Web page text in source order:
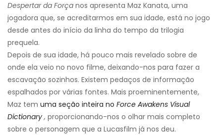
Despertar da Força nos apresenta Maz Kanata, uma
jogadora que, se acreditarmos em sua idade, está no jogo
desde antes do início da linha do tempo da trilogia
prequela.
Depois de sua idade, há pouco mais revelado sobre de
onde ela veio no novo filme, deixando-nos para fazer a
escavação sozinhos. Existem pedaços de informação
espalhados por várias fontes. Mais proeminentemente,
Maz tem uma seção inteira no Force Awakens Visual
Dictionary, proporcionando-nos o olhar mais completo
sobre o personagem que a Lucasfilm já nos deu.